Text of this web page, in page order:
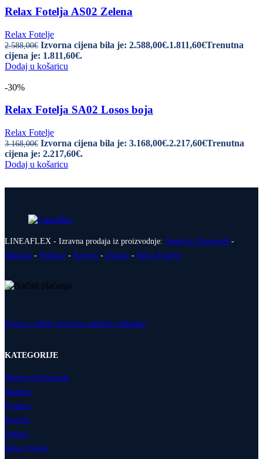
Relax Fotelja AS02 Zelena
Relax Fotelje
2.588,00€ Izvorna cijena bila je: 2.588,00€.1.811,60€Trenutna
cijena je: 1.811,60€.
Dodaj u košaricu
-30%
Relax Fotelja SA02 Losos boja
Relax Fotelje
3.168,00€ Izvorna cijena bila je: 3.168,00€.2.217,60€Trenutna
cijena je: 2.217,60€.
Dodaj u košaricu
LINEAFLEX - Izravna prodaja iz proizvodnje: Negorivi Proizvodi -
Madraci - Podnice - Kreveti - Dodaci - Relax Fotelje
Izjava o zaštiti prijenosa osobnih podataka
KATEGORIJE
Negorivi Proizvodi
Madraci
Podnice
Kreveti
Dodaci
Relax Fotelje